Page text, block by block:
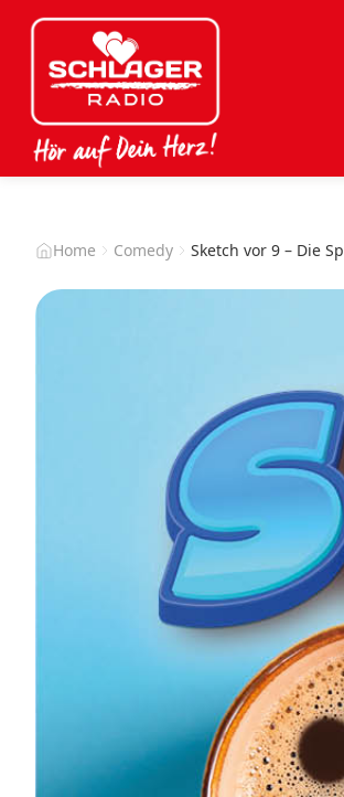
Home Comedy Sketch vor 9 – Die